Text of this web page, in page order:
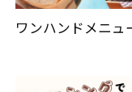
ワンハンドメニュ